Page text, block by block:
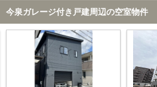
今泉ガレージ付き戸建周辺の空室物件